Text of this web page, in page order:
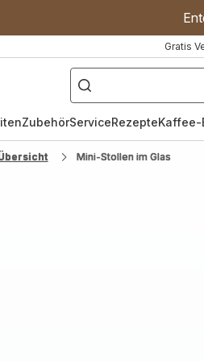
Gratis
ZubehörServiceRezepteKaffee-
Mini-Stollen im Glas